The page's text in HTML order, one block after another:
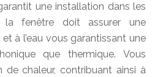
une installation dans les
fenêtre doit assurer une
à l’eau vous garantissant une
que thermique. Vous
de chaleur, contribuant ainsi à